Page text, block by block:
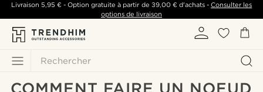
Rechercher
Livraison 5,95 €- Option gratuite à partir de 39,00 €d'achats -Consulter les
options de livraison
COMMENT FAIRE UN NOEUD